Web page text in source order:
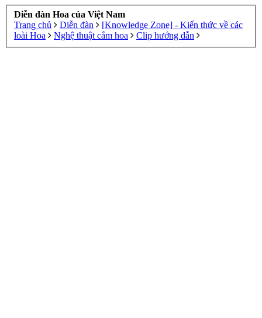
Diễn đàn Hoa của Việt Nam
Trang chủ
Diễn đàn
[Knowledge Zone] - Kiến thức về các
loài Hoa
Nghệ thuật cắm hoa Clip hướng dẫn